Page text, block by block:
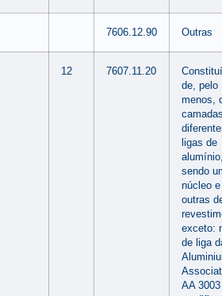
7606.12.90 Outras
12 7607.11.20
de, pelo
menos,
ligas de
sendo
núcleo
outras
exceto:
de liga
AA 3003